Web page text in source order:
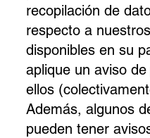
recopilación de
respecto a
disponibles en su
aplique un aviso
ellos
Además, algunos
pueden tener